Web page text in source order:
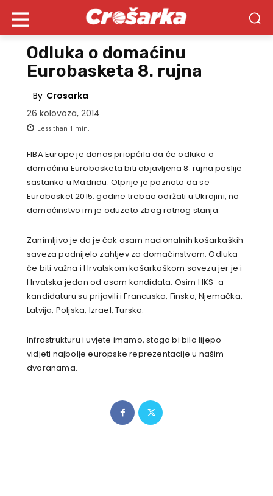
Odluka o domaćinu
Eurobasketa 8. rujna
By Crosarka
26 kolovoza, 2014
Less than 1 min.
FIBA Europe je danas priopćila da će odluka o
domaćinu Eurobasketa biti objavljena 8. rujna poslije
sastanka u Madridu. Otprije je poznato da se
Eurobasket 2015. godine trebao održati u Ukrajini, no
domaćinstvo im je oduzeto zbog ratnog stanja.
Zanimljivo je da je čak osam nacionalnih košarkaških
saveza podnijelo zahtjev za domaćinstvom. Odluka
će biti važna i Hrvatskom košarkaškom savezu jer je i
Hrvatska jedan od osam kandidata. Osim HKS-a
kandidaturu su prijavili i Francuska, Finska, Njemačka,
Latvija, Poljska, Izrael, Turska.
Infrastrukturu i uvjete imamo, stoga bi bilo lijepo
vidjeti najbolje europske reprezentacije u našim
dvoranama.